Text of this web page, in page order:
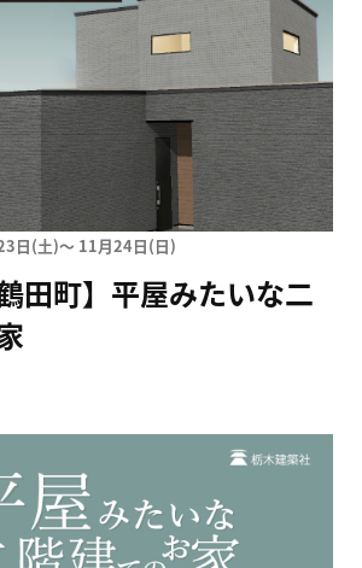
日( )〜 11月24日( )
田町】平屋みたいな二